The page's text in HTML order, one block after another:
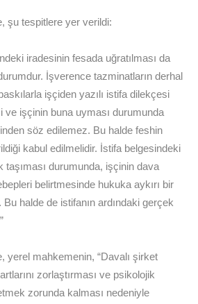
şu tespitlere yer verildi:
iradesinin fesada uğratılması da
İşverence tazminatların derhal
işçiden yazılı istifa dilekçesi
ve işçinin buna uyması durumunda
söz edilemez. Bu halde feshin
kabul edilmelidir. İstifa belgesindeki
taşıması durumunda, işçinin dava
belirtmesinde hukuka aykırı bir
halde de istifanın ardındaki gerçek
yerel mahkemenin, “Davalı şirket
zorlaştırması ve psikolojik
zorunda kalması nedeniyle